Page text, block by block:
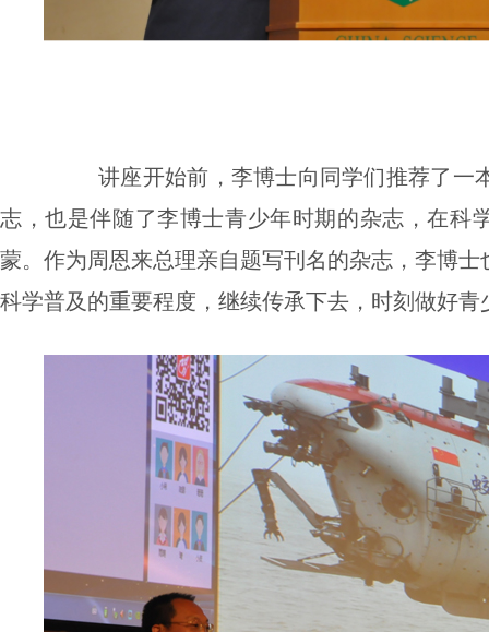
讲座开始前，李博士向同学们推荐了一
志，也是伴随了李博士青少年时期的杂志，在科
蒙。作为周恩来总理亲自题写刊名的杂志，李博
科学普及的重要程度，继续传承下去，时刻做好